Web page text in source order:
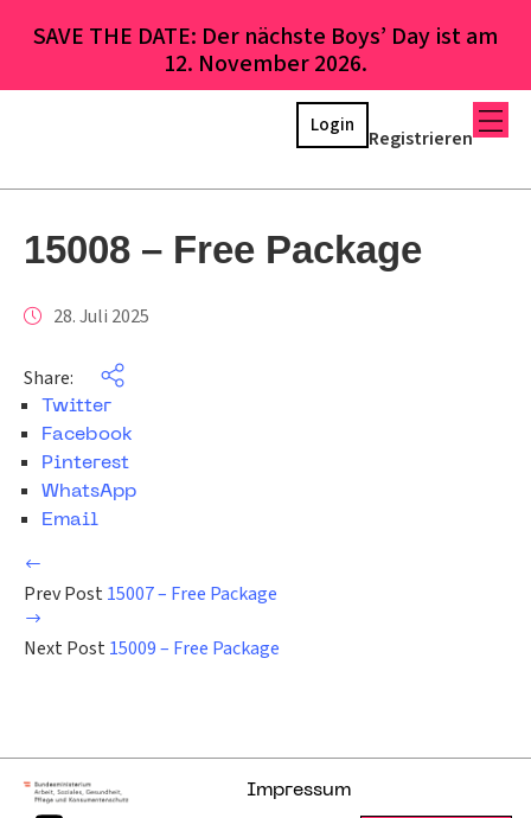
SAVE THE DATE: Der nächste Boys’ Day ist am
12. November 2026.
Registrieren
Login
15008 – Free Package
28. Juli 2025
Share:
Twitter
Facebook
Pinterest
WhatsApp
Email
Prev Post 15007 – Free Package
Next Post 15009 – Free Package
Impressum